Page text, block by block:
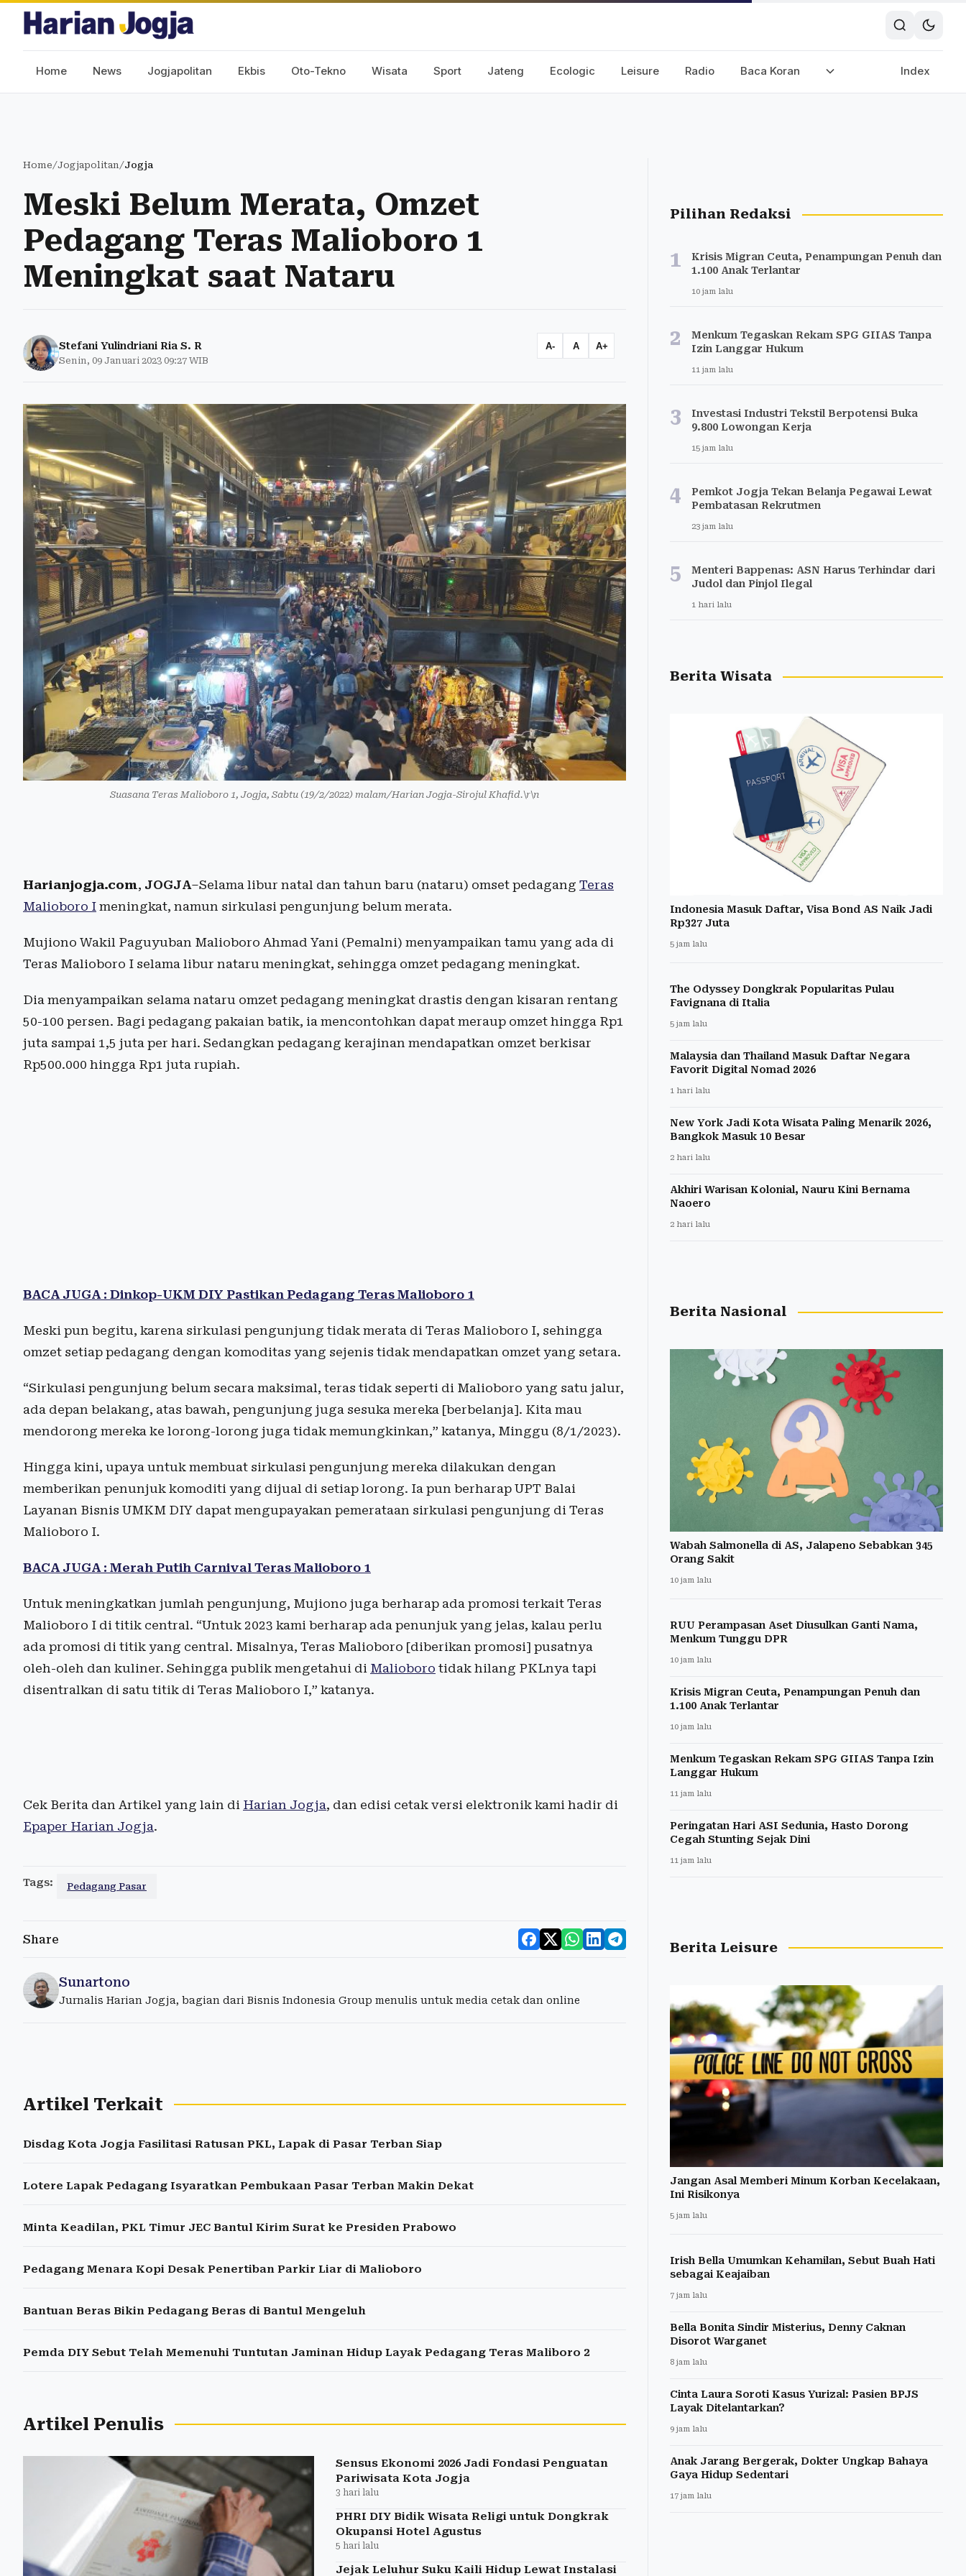
Home News Jogjapolitan Ekbis Oto-Tekno Wisata Sport Jateng Ecologic Leisure Radio Baca Koran Index
Home/Jogjapolitan/Jogja
Meski Belum Merata, Omzet
Pedagang Teras Malioboro 1
Meningkat saat Nataru
Stefani Yulindriani Ria S. R
Senin, 09 Januari 2023 09:27 WIB
A- A A+
Suasana Teras Malioboro 1, Jogja, Sabtu (19/2/2022) malam/Harian Jogja-Sirojul Khafid.\r\n
Harianjogja.com, JOGJA–Selama libur natal dan tahun baru (nataru) omset pedagang Teras
Malioboro I meningkat, namun sirkulasi pengunjung belum merata.
Mujiono Wakil Paguyuban Malioboro Ahmad Yani (Pemalni) menyampaikan tamu yang ada di
Teras Malioboro I selama libur nataru meningkat, sehingga omzet pedagang meningkat.
Dia menyampaikan selama nataru omzet pedagang meningkat drastis dengan kisaran rentang
50-100 persen. Bagi pedagang pakaian batik, ia mencontohkan dapat meraup omzet hingga Rp1
juta sampai 1,5 juta per hari. Sedangkan pedagang kerajinan mendapatkan omzet berkisar
Rp500.000 hingga Rp1 juta rupiah.
BACA JUGA : Dinkop-UKM DIY Pastikan Pedagang Teras Malioboro 1
Meski pun begitu, karena sirkulasi pengunjung tidak merata di Teras Malioboro I, sehingga
omzet setiap pedagang dengan komoditas yang sejenis tidak mendapatkan omzet yang setara.
“Sirkulasi pengunjung belum secara maksimal, teras tidak seperti di Malioboro yang satu jalur,
ada depan belakang, atas bawah, pengunjung juga sesuka mereka [berbelanja]. Kita mau
mendorong mereka ke lorong-lorong juga tidak memungkinkan,” katanya, Minggu (8/1/2023).
Hingga kini, upaya untuk membuat sirkulasi pengunjung mereka dilakukan dengan
memberikan penunjuk komoditi yang dijual di setiap lorong. Ia pun berharap UPT Balai
Layanan Bisnis UMKM DIY dapat mengupayakan pemerataan sirkulasi pengunjung di Teras
Malioboro I.
BACA JUGA : Merah Putih Carnival Teras Malioboro 1
Untuk meningkatkan jumlah pengunjung, Mujiono juga berharap ada promosi terkait Teras
Malioboro I di titik central. “Untuk 2023 kami berharap ada penunjuk yang jelas, kalau perlu
ada promosi di titik yang central. Misalnya, Teras Malioboro [diberikan promosi] pusatnya
oleh-oleh dan kuliner. Sehingga publik mengetahui di Malioboro tidak hilang PKLnya tapi
disentralkan di satu titik di Teras Malioboro I,” katanya.
Cek Berita dan Artikel yang lain di Harian Jogja, dan edisi cetak versi elektronik kami hadir di
Epaper Harian Jogja.
Tags: Pedagang Pasar
Share
Sunartono
Jurnalis Harian Jogja, bagian dari Bisnis Indonesia Group menulis untuk media cetak dan online
Artikel Terkait
Disdag Kota Jogja Fasilitasi Ratusan PKL, Lapak di Pasar Terban Siap
Lotere Lapak Pedagang Isyaratkan Pembukaan Pasar Terban Makin Dekat
Minta Keadilan, PKL Timur JEC Bantul Kirim Surat ke Presiden Prabowo
Pedagang Menara Kopi Desak Penertiban Parkir Liar di Malioboro
Bantuan Beras Bikin Pedagang Beras di Bantul Mengeluh
Pemda DIY Sebut Telah Memenuhi Tuntutan Jaminan Hidup Layak Pedagang Teras Maliboro 2
Artikel Penulis
Sensus Ekonomi 2026 Jadi Fondasi Penguatan
Pariwisata Kota Jogja
3 hari lalu
PHRI DIY Bidik Wisata Religi untuk Dongkrak
Okupansi Hotel Agustus
5 hari lalu
Jejak Leluhur Suku Kaili Hidup Lewat Instalasi
Pilihan Redaksi
1
Krisis Migran Ceuta, Penampungan Penuh dan
1.100 Anak Terlantar
10 jam lalu
2
Menkum Tegaskan Rekam SPG GIIAS Tanpa
Izin Langgar Hukum
11 jam lalu
3
Investasi Industri Tekstil Berpotensi Buka
9.800 Lowongan Kerja
15 jam lalu
4
Pemkot Jogja Tekan Belanja Pegawai Lewat
Pembatasan Rekrutmen
23 jam lalu
5
Menteri Bappenas: ASN Harus Terhindar dari
Judol dan Pinjol Ilegal
1 hari lalu
Berita Wisata
Indonesia Masuk Daftar, Visa Bond AS Naik Jadi
Rp327 Juta
5 jam lalu
The Odyssey Dongkrak Popularitas Pulau
Favignana di Italia
5 jam lalu
Malaysia dan Thailand Masuk Daftar Negara
Favorit Digital Nomad 2026
1 hari lalu
New York Jadi Kota Wisata Paling Menarik 2026,
Bangkok Masuk 10 Besar
2 hari lalu
Akhiri Warisan Kolonial, Nauru Kini Bernama
Naoero
2 hari lalu
Berita Nasional
Wabah Salmonella di AS, Jalapeno Sebabkan 345
Orang Sakit
10 jam lalu
RUU Perampasan Aset Diusulkan Ganti Nama,
Menkum Tunggu DPR
10 jam lalu
Krisis Migran Ceuta, Penampungan Penuh dan
1.100 Anak Terlantar
10 jam lalu
Menkum Tegaskan Rekam SPG GIIAS Tanpa Izin
Langgar Hukum
11 jam lalu
Peringatan Hari ASI Sedunia, Hasto Dorong
Cegah Stunting Sejak Dini
11 jam lalu
Berita Leisure
Jangan Asal Memberi Minum Korban Kecelakaan,
Ini Risikonya
5 jam lalu
Irish Bella Umumkan Kehamilan, Sebut Buah Hati
sebagai Keajaiban
7 jam lalu
Bella Bonita Sindir Misterius, Denny Caknan
Disorot Warganet
8 jam lalu
Cinta Laura Soroti Kasus Yurizal: Pasien BPJS
Layak Ditelantarkan?
9 jam lalu
Anak Jarang Bergerak, Dokter Ungkap Bahaya
Gaya Hidup Sedentari
17 jam lalu